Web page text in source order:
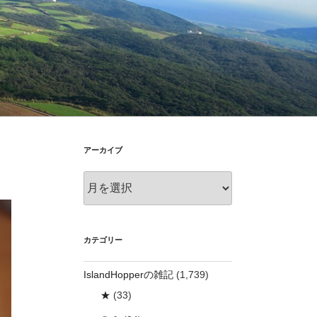
アーカイブ
ー
ブ
カテゴリー
IslandHopperの雑記 (1,739)
★ (33)